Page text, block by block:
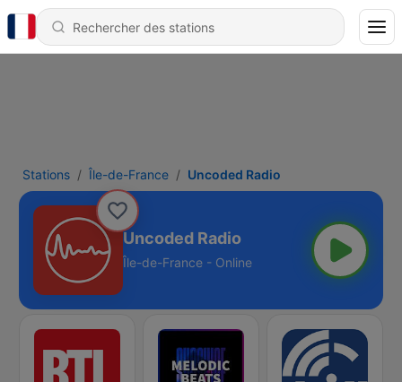
Stations Île-de-France Uncoded Radio
Uncoded Radio
Île-de-France - Online